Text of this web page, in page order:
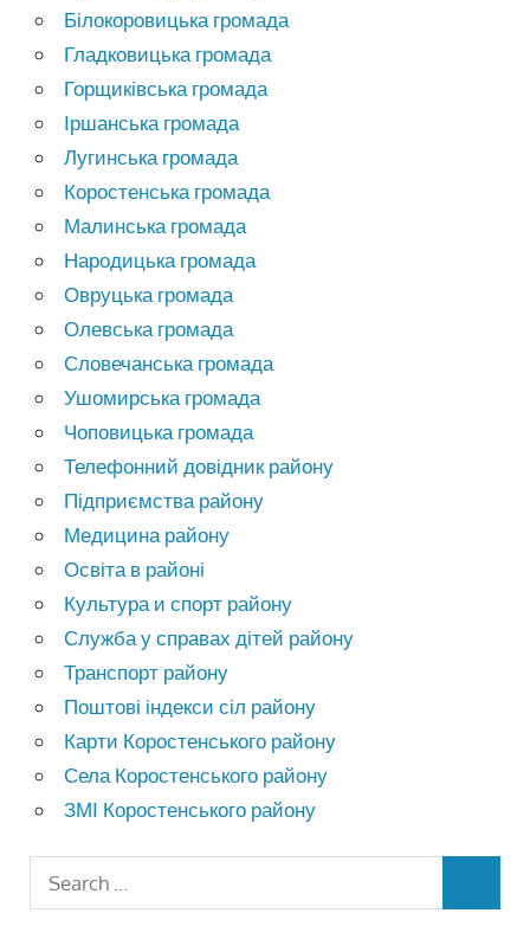
Білокоровицька громада
Гладковицька громада
Горщиківська громада
Іршанська громада
Лугинська громада
Коростенська громада
Малинська громада
Народицька громада
Овруцька громада
Олевська громада
Словечанська громада
Ушомирська громада
Чоповицька громада
Телефонний довідник району
Підприємства району
Медицина району
Освіта в районі
Культура и спорт району
Служба у справах дітей району
Транспорт району
Поштові індекси сіл району
Карти Коростенського району
Села Коростенського району
ЗМІ Коростенського району